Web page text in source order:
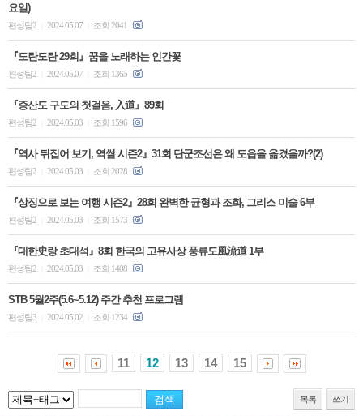
요일)
편성팀2 2024.05.07 조회 2041
『도란도란 29회』꿈을 노래하는 인간꽃
편성팀2 2024.05.07 조회 1365
『증산도 구도의 첫걸음, 入道』89회
편성팀2 2024.05.03 조회 1596
『역사 뒤집어 보기, 역썰 시즌2』31회 단군조선은 왜 도읍을 옮겼을까?(2)
편성팀2 2024.05.03 조회 2028
『상징으로 보는 여행 시즌2』28회 완벽한 균형과 조화, 그리스 미술 6부
편성팀2 2024.05.03 조회 1573
『대한史랑 초대석』8회 한국의 고유사상 풍류도風流道 1부
편성팀2 2024.05.03 조회 1408
STB 5월2주(5.6~5.12) 주간 추천 프로그램
편성팀3 2024.05.02 조회 1234
11 12 13 14 15
목록 쓰기